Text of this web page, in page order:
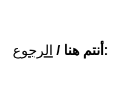
أنتم هنا / الرجوع :